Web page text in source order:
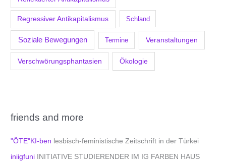
Regressiver Antikapitalismus Schland
Soziale Bewegungen Termine Veranstaltungen
Verschwörungsphantasien Ökologie
friends and more
"ÖTE"KI-ben lesbisch-feministische Zeitschrift in der Türkei
iniigfuni INITIATIVE STUDIERENDER IM IG FARBEN HAUS